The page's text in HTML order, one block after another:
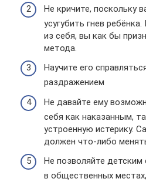
Не кричите, поскольку
усугубить гнев
из себя, вы как бы
метода.
Научите его
раздражением
Не давайте ему
себя как наказанным,
устроенную истерику.
должен что-либо
Не позволяйте
в общественных